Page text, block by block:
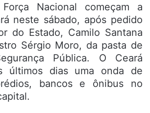
Nacional começam a
neste sábado, após pedido
do Estado, Camilo Santana
Sérgio Moro, da pasta de
Pública. O Ceará
últimos dias uma onda de
bancos e ônibus no